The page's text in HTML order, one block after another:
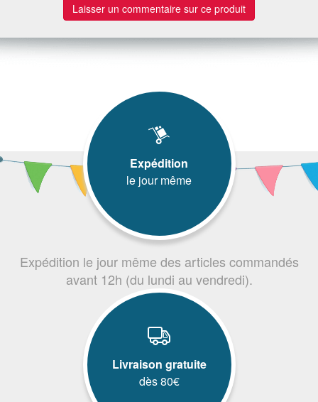
Laisser un commentaire sur ce produit
Expédition
le jour même
Expédition le jour même des articles commandés
avant 12h (du lundi au vendredi).
Livraison gratuite
dès 80€